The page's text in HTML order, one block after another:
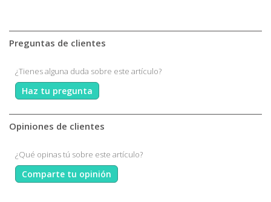
Preguntas de clientes
¿Tienes alguna duda sobre este artículo?
Haz tu pregunta
Opiniones de clientes
¿Qué opinas tú sobre este artículo?
Comparte tu opinión